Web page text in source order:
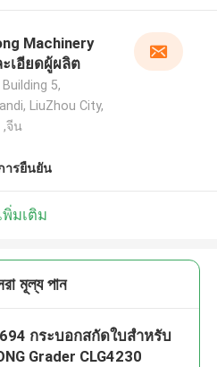
Machinery
เอียดผู้ผลิต
5,
LiuZhou City,
,จีน
ารยืนยัน
พิ่มเติม
মূল্য পান
กระบอกสกัดใบสําหรับ
Grader CLG4230